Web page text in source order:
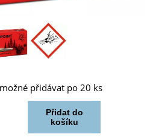
přidávat po 20 ks